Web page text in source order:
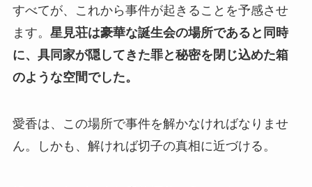
すべてが、これから事件が起きることを予感させ
ます。 星見荘は豪華な誕生会の場所であると同時
に、具同家が隠してきた罪と秘密を閉じ込めた箱
のような空間でした。
愛香は、この場所で事件を解かなければなりませ
ん。しかも、解ければ切子の真相に近づける。